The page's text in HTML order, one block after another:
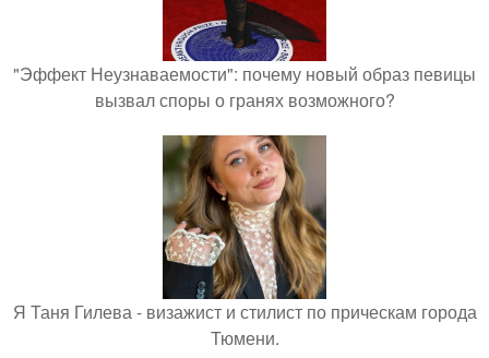
"Эффект Неузнаваемости": почему новый образ певицы
вызвал споры о гранях возможного?
Я Таня Гилева - визажист и стилист по прическам города
Тюмени.